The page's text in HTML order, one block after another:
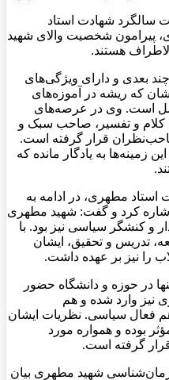
سالگرد شهادت استاد
پیرامون شخصیت والای شهید
هستند.
بعدی و دارای ویژگی‌های
که ریشه در آموزه‌های
است. وی در عرصه‌های
کلام و تفسیر، صاحب سبک و
قرار گرفته است.
در این زمینه‌ها به یادگار مانده که
مطهری، در ادامه به
کرد و گفت: شهید مطهری
و کنشگر سیاسی نیز بود. با
تدریس و تحقیق، ایشان
را نیز بر عهده داشت.
در حوزه و دانشگاه حضور
نیز وارد شده و هم
فعال سیاسی. نظریات ایشان
بوده و همواره مورد
گرفته است.
شهید مطهری بیان